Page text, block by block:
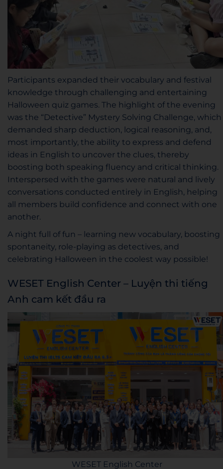
Participants expanded their vocabulary and festival
knowledge through challenging and entertaining
Halloween quiz games. The highlight of the evening
was the “Detective” Mystery Solving Challenge, which
demanded sharp deduction, logical reasoning, and,
most importantly, the ability to express and defend
ideas in English to uncover the clues, thereby
boosting both speaking fluency and critical thinking.
Interspersed with the games were natural and lively
conversations conducted entirely in English, helping
all members build confidence and connect with one
another.
A night full of fun – learning new vocabulary, boosting
spontaneity, role-playing as detectives, and
celebrating Halloween in the coolest way possible!
WESET English Center – Luyện thi tiếng
Anh cam kết đầu ra
WESET English Center